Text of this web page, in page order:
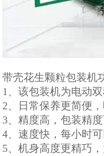
带壳花生颗粒包装机
1、该包装机为电动
2、日常保养更简便
3、精度高，包装精
4、速度快，每小时
5、机身高度更精巧